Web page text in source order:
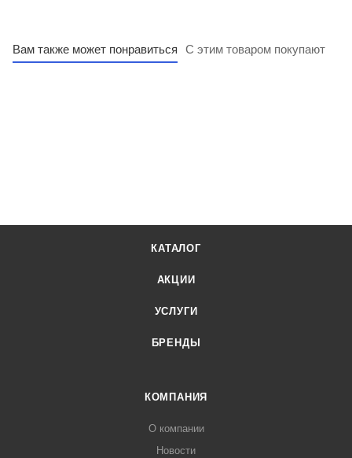
Вам также может понравиться С этим товаром покупают
КАТАЛОГ
АКЦИИ
УСЛУГИ
БРЕНДЫ
КОМПАНИЯ
О компании
Новости